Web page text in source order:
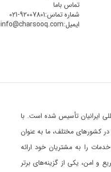
تماس باما
شماره تماس:021-92007801
ایمیل:info@charsooq.com
بین‌المللی ایرانیان تأسیس شده است. با
در کشورهای مختلف، ما به عنوان
را به مشتریان خود ارائه
و امن، یکی از گزینه‌های برتر